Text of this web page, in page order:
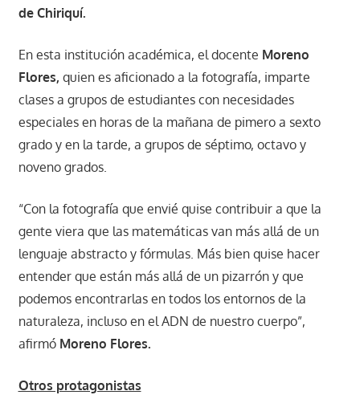
de Chiriquí.
En esta institución académica, el docente Moreno
Flores, quien es aficionado a la fotografía, imparte
clases a grupos de estudiantes con necesidades
especiales en horas de la mañana de pimero a sexto
grado y en la tarde, a grupos de séptimo, octavo y
noveno grados.
“Con la fotografía que envié quise contribuir a que la
gente viera que las matemáticas van más allá de un
lenguaje abstracto y fórmulas. Más bien quise hacer
entender que están más allá de un pizarrón y que
podemos encontrarlas en todos los entornos de la
naturaleza, incluso en el ADN de nuestro cuerpo”,
afirmó Moreno Flores.
Otros protagonistas